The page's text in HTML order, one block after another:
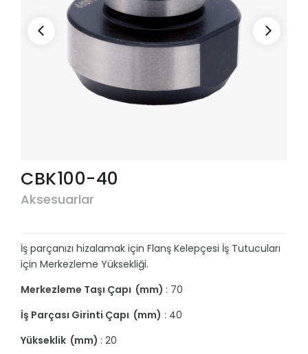
SERVIS
CBK100-40
Aksesuarlar
İş parçanızı hizalamak için Flanş Kelepçesi İş Tutucuları
için Merkezleme Yüksekliği.
Merkezleme Taşı Çapı (mm) : 70
İş Parçası Girinti Çapı (mm) : 40
Yükseklik (mm) : 20